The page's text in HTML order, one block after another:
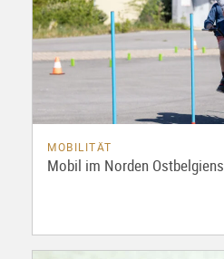
MOBILITÄT
Mobil im Norden Ostbelgiens